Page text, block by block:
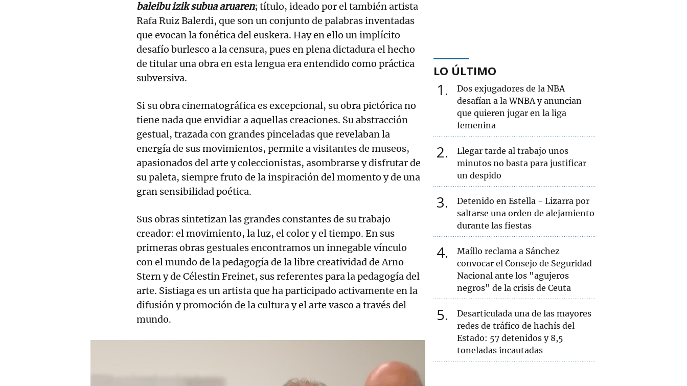
baleibu izik subua aruaren; título, ideado por el también artista
Rafa Ruiz Balerdi, que son un conjunto de palabras inventadas
que evocan la fonética del euskera. Hay en ello un implícito
desafío burlesco a la censura, pues en plena dictadura el hecho
de titular una obra en esta lengua era entendido como práctica
subversiva.
Si su obra cinematográfica es excepcional, su obra pictórica no
tiene nada que envidiar a aquellas creaciones. Su abstracción
gestual, trazada con grandes pinceladas que revelaban la
energía de sus movimientos, permite a visitantes de museos,
apasionados del arte y coleccionistas, asombrarse y disfrutar de
su paleta, siempre fruto de la inspiración del momento y de una
gran sensibilidad poética.
Sus obras sintetizan las grandes constantes de su trabajo
creador: el movimiento, la luz, el color y el tiempo. En sus
primeras obras gestuales encontramos un innegable vínculo
con el mundo de la pedagogía de la libre creatividad de Arno
Stern y de Célestin Freinet, sus referentes para la pedagogía del
arte. Sistiaga es un artista que ha participado activamente en la
difusión y promoción de la cultura y el arte vasco a través del
mundo.
LO ÚLTIMO
1
Dos exjugadores de la NBA
desafían a la WNBA y anuncian
que quieren jugar en la liga
femenina
2
Llegar tarde al trabajo unos
minutos no basta para justificar
un despido
3
Detenido en Estella - Lizarra por
saltarse una orden de alejamiento
durante las fiestas
4
Maíllo reclama a Sánchez
convocar el Consejo de Seguridad
Nacional ante los "agujeros
negros" de la crisis de Ceuta
5
Desarticulada una de las mayores
redes de tráfico de hachís del
Estado: 57 detenidos y 8,5
toneladas incautadas